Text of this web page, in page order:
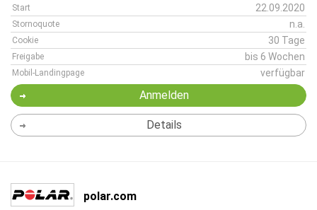
Start 22.09.2020
Stornoquote n.a.
Cookie 30 Tage
Freigabe bis 6 Wochen
Mobil-Landingpage verfügbar
Anmelden
Details
polar.com